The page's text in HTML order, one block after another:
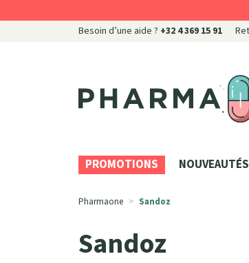
Besoin d’une aide ? +32 4 369 15 91
Pharmaone Votre pharmacie en ligne
PROMOTIONS NOUVEAUTÉS
Pharmaone Sandoz
Sandoz